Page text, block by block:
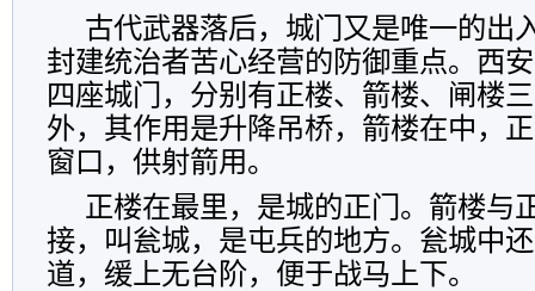
古代武器落后，城门又是唯一的出
封建统治者苦心经营的防御重点。西
四座城门，分别有正楼、箭楼、闸楼
外，其作用是升降吊桥，箭楼在中，
窗口，供射箭用。
正楼在最里，是城的正门。箭楼与
接，叫瓮城，是屯兵的地方。瓮城中
道，缓上无台阶，便于战马上下。